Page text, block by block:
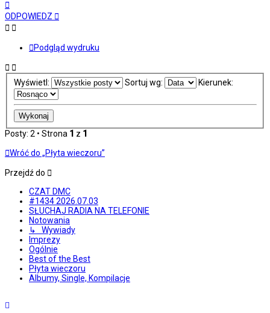
górę
ODPOWIEDZ
Podgląd wydruku
Wyświetl: Sortuj wg: Kierunek:
Posty: 2 • Strona 1 z 1
Wróć do „Płyta wieczoru”
Przejdź do
CZAT DMC
#1434 2026.07.03
SŁUCHAJ RADIA NA TELEFONIE
Notowania
↳ Wywiady
Imprezy
Ogólnie
Best of the Best
Płyta wieczoru
Albumy, Single, Kompilacje